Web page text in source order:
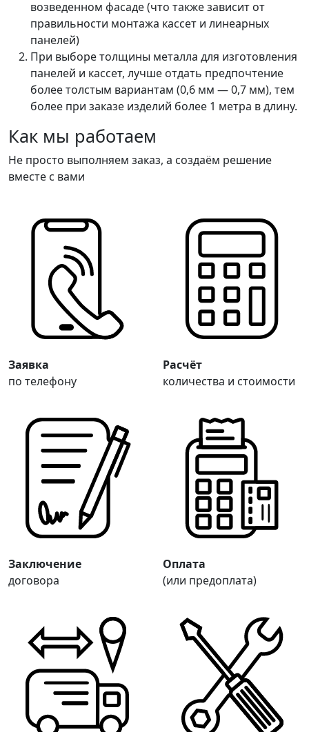
возведенном фасаде (что также зависит от
правильности монтажа кассет и линеарных
панелей)
При выборе толщины металла для изготовления
панелей и кассет, лучше отдать предпочтение
более толстым вариантам (0,6 мм — 0,7 мм), тем
более при заказе изделий более 1 метра в длину.
Как мы работаем
Не просто выполняем заказ, а создаём решение
вместе с вами
Заявка
по телефону
Расчёт
количества и стоимости
Заключение
договора
Оплата
(или предоплата)